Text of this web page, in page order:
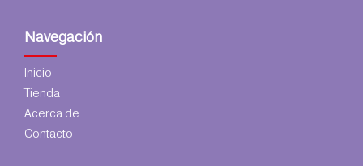
Navegación
Inicio
Tienda
Acerca de
Contacto